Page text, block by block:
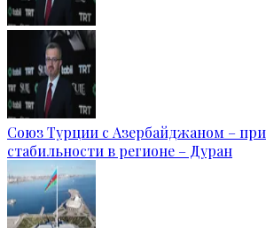
Союз Турции с Азербайджаном –
стабильности в регионе – Дуран